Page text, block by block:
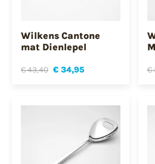
Wilkens Cantone
mat Dienlepel
€ 43,40 € 34,95 €